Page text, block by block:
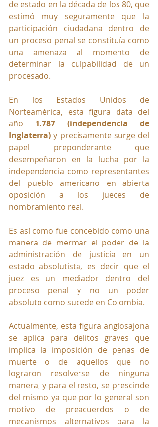
de estado en la década de los 80, que
estimó muy seguramente que la
participación ciudadana dentro de
un proceso penal se constituía como
una amenaza al momento de
determinar la culpabilidad de un
procesado.
En los Estados Unidos de
Norteamérica, esta figura data del
año 1.787 (independencia de
Inglaterra) y precisamente surge del
papel preponderante que
desempeñaron en la lucha por la
independencia como representantes
del pueblo americano en abierta
oposición a los jueces de
nombramiento real.
Es así como fue concebido como una
manera de mermar el poder de la
administración de justicia en un
estado absolutista, es decir que el
juez es un mediador dentro del
proceso penal y no un poder
absoluto como sucede en Colombia.
Actualmente, esta figura anglosajona
se aplica para delitos graves que
implica la imposición de penas de
muerte o de aquellos que no
lograron resolverse de ninguna
manera, y para el resto, se prescinde
del mismo ya que por lo general son
motivo de preacuerdos o de
mecanismos alternativos para la